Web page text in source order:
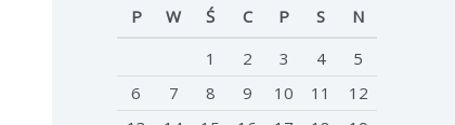
P
W Ś C P S
N
1
2 3 4
5
6
7 8 9 10 11
12